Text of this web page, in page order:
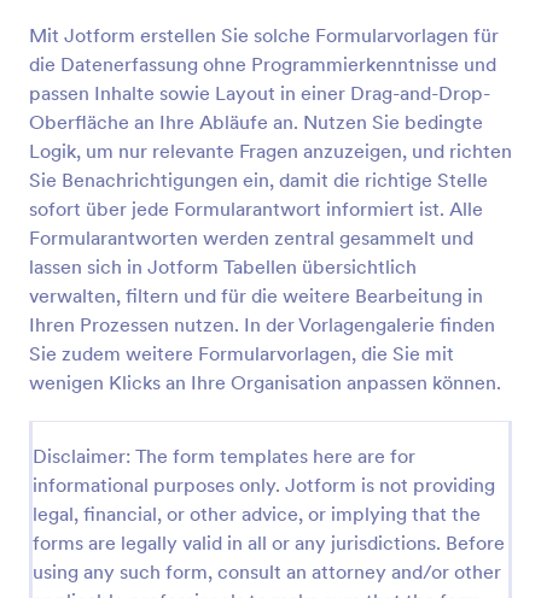
Mit Jotform erstellen Sie solche Formularvorlagen für
die Datenerfassung ohne Programmierkenntnisse und
passen Inhalte sowie Layout in einer Drag-and-Drop-
Oberfläche an Ihre Abläufe an. Nutzen Sie bedingte
Logik, um nur relevante Fragen anzuzeigen, und richten
Sie Benachrichtigungen ein, damit die richtige Stelle
sofort über jede Formularantwort informiert ist. Alle
Formularantworten werden zentral gesammelt und
lassen sich in Jotform Tabellen übersichtlich
verwalten, filtern und für die weitere Bearbeitung in
Ihren Prozessen nutzen. In der Vorlagengalerie finden
Sie zudem weitere Formularvorlagen, die Sie mit
wenigen Klicks an Ihre Organisation anpassen können.
Disclaimer: The form templates here are for
informational purposes only. Jotform is not providing
legal, financial, or other advice, or implying that the
forms are legally valid in all or any jurisdictions. Before
using any such form, consult an attorney and/or other
Zeiterfassungskorrektur Formular
Erfassen Sie Korrekturanträge für Arbeitszeiten mit
dem Zeiterfassungskorrektur-Formular und sorgen
Sie für klare Freigaben durch Vorgesetzte,
nachvollziehbare Datenerfassung und saubere
Dokumentation in Jotform.
Go to Category:
Änderungsantragsformulare
Vorlage verwenden
Vorschau